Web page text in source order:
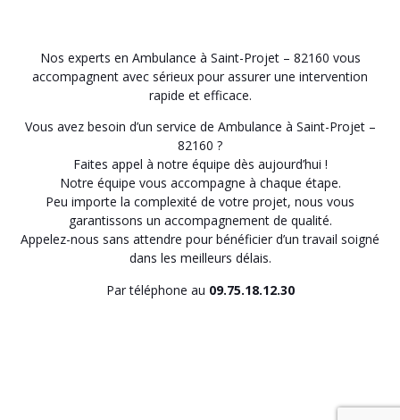
Nos experts en Ambulance à Saint-Projet – 82160 vous
accompagnent avec sérieux pour assurer une intervention
rapide et efficace.
Vous avez besoin d’un service de Ambulance à Saint-Projet –
82160 ?
Faites appel à notre équipe dès aujourd’hui !
Notre équipe vous accompagne à chaque étape.
Peu importe la complexité de votre projet, nous vous
garantissons un accompagnement de qualité.
Appelez-nous sans attendre pour bénéficier d’un travail soigné
dans les meilleurs délais.
Par téléphone au 09.75.18.12.30